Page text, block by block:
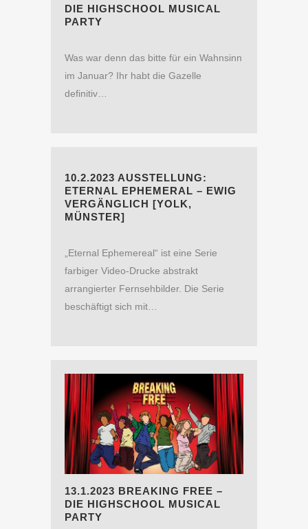
DIE HIGHSCHOOL MUSICAL
PARTY
Was war denn das bitte für ein Wahnsinn
im Januar? Ihr habt die Gazelle
definitiv…
10.2.2023 AUSSTELLUNG:
ETERNAL EPHEMERAL – EWIG
VERGÄNGLICH [YOLK,
MÜNSTER]
„Eternal Ephemereal“ ist eine Serie
farbiger Video-Drucke abstrakt
arrangierter Fernsehbilder. Die Serie
beschäftigt sich mit…
13.1.2023 BREAKING FREE –
DIE HIGHSCHOOL MUSICAL
PARTY